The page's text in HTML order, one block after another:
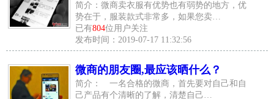
简介：微商卖衣服有优势也有弱势的地方，优
势在于，服装款式非常多，如果您卖…
已有804位用户关注
发布时间：2019-07-17 11:32:56
微商的朋友圈,最应该晒什么？
简介： 一名合格的微商，首先要对自己和自
己产品有个清晰的了解，清楚自己…